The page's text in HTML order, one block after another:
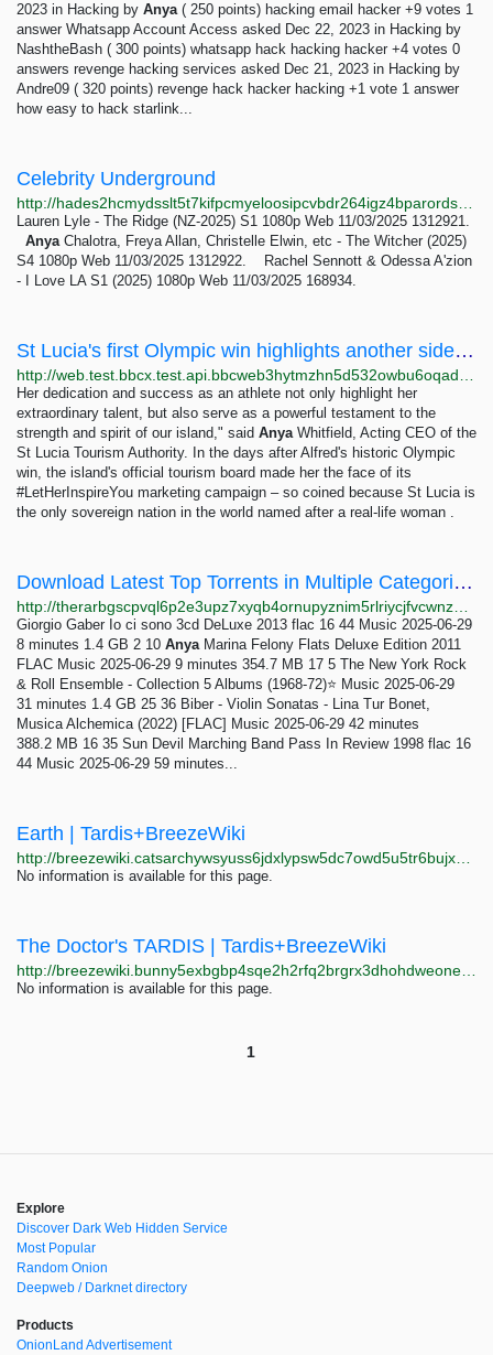
2023 in Hacking by Anya( 250 points) hacking email hacker +9 votes 1
answer Whatsapp Account Access asked Dec 22, 2023 in Hacking by
NashtheBash ( 300 points) whatsapp hack hacking hacker +4 votes 0
answers revenge hacking services asked Dec 21, 2023 in Hacking by
Andre09 ( 320 points) revenge hack hacker hacking +1 vote 1 answer
how easy to hack starlink...
Celebrity Underground
Lauren Lyle - The Ridge (NZ-2025) S1 1080p Web 11/03/2025 1312921.
AnyaChalotra, Freya Allan, Christelle Elwin, etc - The Witcher (2025)
S4 1080p Web 11/03/2025 1312922. Rachel Sennott & Odessa A'zion
- I Love LA S1 (2025) 1080p Web 11/03/2025 168934.
St Lucia's first Olympic win highlights another side of this tropical paradise
Her dedication and success as an athlete not only highlight her
extraordinary talent, but also serve as a powerful testament to the
strength and spirit of our island," said AnyaWhitfield, Acting CEO of the
St Lucia Tourism Authority. In the days after Alfred's historic Olympic
win, the island's official tourism board made her the face of its
#LetHerInspireYou marketing campaign – so coined because St Lucia is
the only sovereign nation in the world named after a real-life woman .
Download Latest Top Torrents in Multiple Categories The RarBg
Giorgio Gaber Io ci sono 3cd DeLuxe 2013 flac 16 44 Music 2025-06-29
8 minutes 1.4 GB 2 10 AnyaMarina Felony Flats Deluxe Edition 2011
FLAC Music 2025-06-29 9 minutes 354.7 MB 17 5 The New York Rock
& Roll Ensemble - Collection 5 Albums (1968-72)⭐ Music 2025-06-29
31 minutes 1.4 GB 25 36 Biber - Violin Sonatas - Lina Tur Bonet,
Musica Alchemica (2022) [FLAC] Music 2025-06-29 42 minutes
388.2 MB 16 35 Sun Devil Marching Band Pass In Review 1998 flac 16
44 Music 2025-06-29 59 minutes...
Earth | Tardis+BreezeWiki
No information is available for this page.
The Doctor's TARDIS | Tardis+BreezeWiki
No information is available for this page.
1
Explore
Discover Dark Web Hidden Service
Most Popular
Random Onion
Deepweb / Darknet directory
Products
OnionLand Advertisement